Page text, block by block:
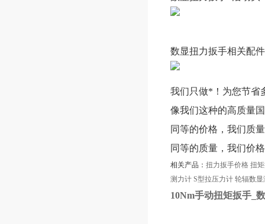
数显扭力扳手相关配件
我们只做*！为您节省
像我们这种的高质量
同等的价格，我们质
同等的质量，我们价
相关产品： 扭力扳手价格 扭
测力计 S型拉压力计 轮辐数显
10Nm手动扭矩扳手_